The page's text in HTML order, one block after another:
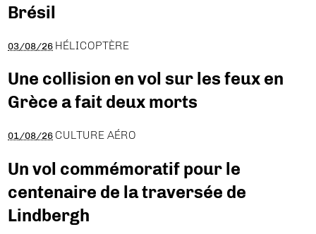
Brésil
03/08/26 HÉLICOPTÈRE
Une collision en vol sur les feux en
Grèce a fait deux morts
01/08/26 CULTURE AÉRO
Un vol commémoratif pour le
centenaire de la traversée de
Lindbergh